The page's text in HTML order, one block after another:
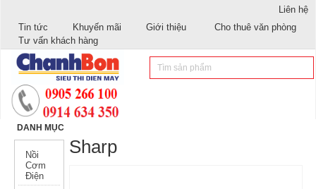
Liên hệ
Tin tức
Khuyến mãi Giới thiệu
Cho thuê văn phòng
Tư vấn khách hàng
DANH MỤC
Nồi
Cơm
Điện
Sharp